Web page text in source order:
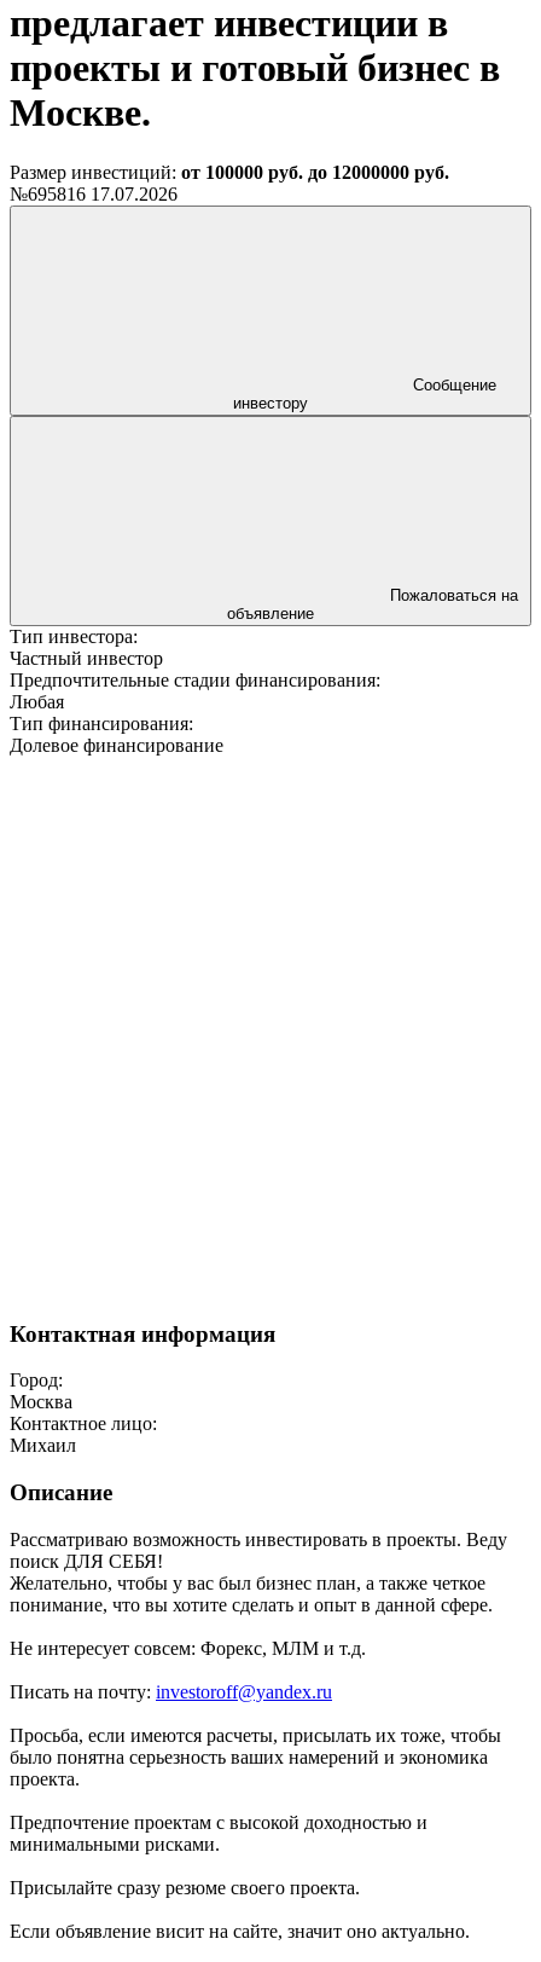
предлагает инвестиции в
проекты и готовый бизнес в
Москве.
Размер инвестиций: от 100000 руб. до 12000000 руб.
№695816 17.07.2026
инвестору
объявление
Тип инвестора:
Частный инвестор
Предпочтительные стадии финансирования:
Любая
Тип финансирования:
Долевое финансирование
Контактная информация
Город:
Москва
Контактное лицо:
Михаил
Описание
Рассматриваю возможность инвестировать в проекты. Веду
поиск ДЛЯ СЕБЯ!
Желательно, чтобы у вас был бизнес план, а также четкое
понимание, что вы хотите сделать и опыт в данной сфере.
Не интересует совсем: Форекс, МЛМ и т.д.
Писать на почту: investoroff@yandex.ru
Просьба, если имеются расчеты, присылать их тоже, чтобы
было понятна серьезность ваших намерений и экономика
проекта.
Предпочтение проектам с высокой доходностью и
минимальными рисками.
Присылайте сразу резюме своего проекта.
Если объявление висит на сайте, значит оно актуально.